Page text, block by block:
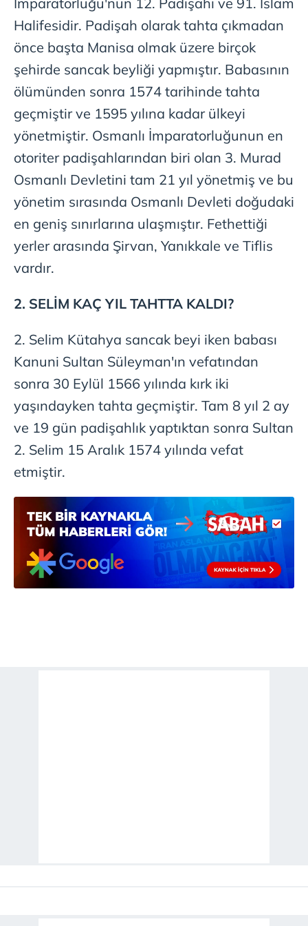
toplumu hizmetlerinin sunulması amacıyla
kullanılmaktadır. Diğer çerezler, sitemizin daha işlevsel
reklam/pazarlama faaliyetlerinin yapılması, amaçlarıyla
sınırlı olarak açık rızanız dahilinde kullanılacaktır.
vasıtasıyla belirleyebilirsiniz. Çerezlere ilişkin detaylı bilgi
için Ayarlar butonuna tıklayabilir,Çerez Bilgilendirme
Metnimizi ziyaret edebilirsiniz.
6698 sayılı Kişisel Verilerin Korunması Kanunu uyarınca
hazırlanmış Aydınlatma Metnimizi okumak ve sitemizde
ilgili mevzuata uygun olarak kullanılan çerezlerle ilgili bilgi
almak için lütfen
Halifesidir. Padişah olarak tahta çıkmadan
önce başta Manisa olmak üzere birçok
şehirde sancak beyliği yapmıştır. Babasının
ölümünden sonra 1574 tarihinde tahta
geçmiştir ve 1595 yılına kadar ülkeyi
yönetmiştir. Osmanlı İmparatorluğunun en
otoriter padişahlarından biri olan 3. Murad
Osmanlı Devletini tam 21 yıl yönetmiş ve bu
yönetim sırasında Osmanlı Devleti doğudaki
en geniş sınırlarına ulaşmıştır. Fethettiği
yerler arasında Şirvan, Yanıkkale ve Tiflis
vardır.
2. SELİM KAÇ YIL TAHTTA KALDI?
2. Selim Kütahya sancak beyi iken babası
Kanuni Sultan Süleyman'ın vefatından
sonra 30 Eylül 1566 yılında kırk iki
yaşındayken tahta geçmiştir. Tam 8 yıl 2 ay
ve 19 gün padişahlık yaptıktan sonra Sultan
2. Selim 15 Aralık 1574 yılında vefat
etmiştir.